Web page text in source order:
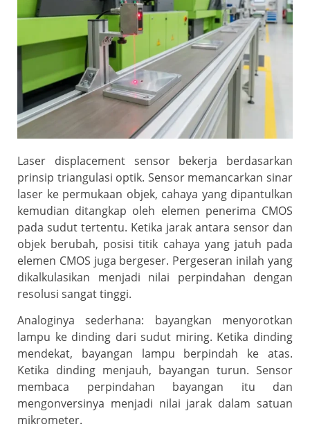
Laser displacement sensor bekerja berdasarkan
prinsip triangulasi optik. Sensor memancarkan sinar
laser ke permukaan objek, cahaya yang dipantulkan
kemudian ditangkap oleh elemen penerima CMOS
pada sudut tertentu. Ketika jarak antara sensor dan
objek berubah, posisi titik cahaya yang jatuh pada
elemen CMOS juga bergeser. Pergeseran inilah yang
dikalkulasikan menjadi nilai perpindahan dengan
resolusi sangat tinggi.
Analoginya sederhana: bayangkan menyorotkan
lampu ke dinding dari sudut miring. Ketika dinding
mendekat, bayangan lampu berpindah ke atas.
Ketika dinding menjauh, bayangan turun. Sensor
membaca perpindahan bayangan itu dan
mengonversinya menjadi nilai jarak dalam satuan
mikrometer.